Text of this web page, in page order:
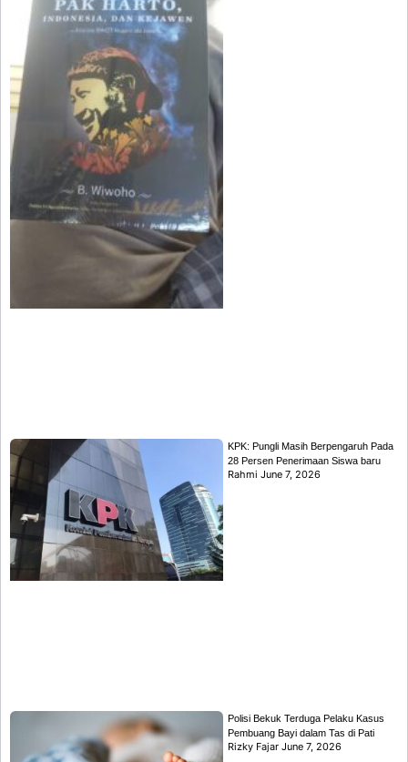
KPK: Pungli Masih Berpengaruh Pada
28 Persen Penerimaan Siswa baru
RahmiJune 7, 2026
Polisi Bekuk Terduga Pelaku Kasus
Pembuang Bayi dalam Tas di Pati
Rizky FajarJune 7, 2026